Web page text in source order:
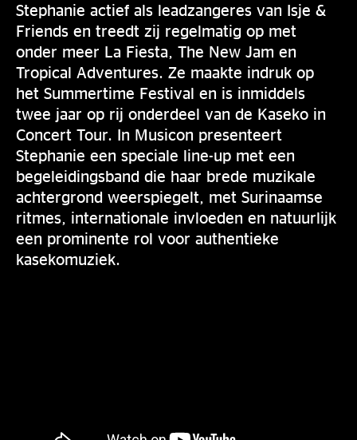
Stephanie actief als leadzangeres van Isje &
Friends en treedt zij regelmatig op met
onder meer La Fiesta, The New Jam en
Tropical Adventures. Ze maakte indruk op
het Summertime Festival en is inmiddels
twee jaar op rij onderdeel van de Kaseko in
Concert Tour. In Musicon presenteert
Stephanie een speciale line-up met een
begeleidingsband die haar brede muzikale
achtergrond weerspiegelt, met Surinaamse
ritmes, internationale invloeden en natuurlijk
een prominente rol voor authentieke
kasekomuziek.